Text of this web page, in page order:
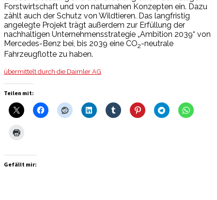
Forstwirtschaft und von naturnahen Konzepten ein. Dazu
zählt auch der Schutz von Wildtieren. Das langfristig
angelegte Projekt trägt außerdem zur Erfüllung der
nachhaltigen Unternehmensstrategie „Ambition 2039“ von
Mercedes-Benz bei, bis 2039 eine CO2-neutrale
Fahrzeugflotte zu haben.
übermittelt durch die Daimler AG
Teilen mit:
Gefällt mir: